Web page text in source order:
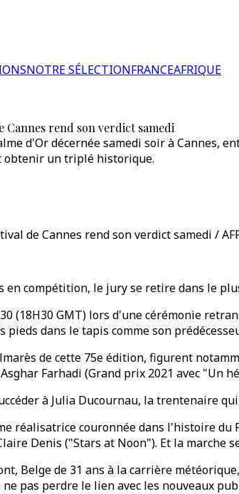
NOTRE SÉLECTIONFRANCEAFRIQUE
Cannes rend son verdict samedi
d'Or décernée samedi soir à Cannes,
un triplé historique.
de Cannes rend son verdict samedi /
en compétition, le jury se retire dans le
(18H30 GMT) lors d'une cérémonie
pieds dans le tapis comme son
de cette 75e édition, figurent
Farhadi (Grand prix 2021 avec "Un
à Julia Ducournau, la trentenaire
réalisatrice couronnée dans l'histoire
Denis ("Stars at Noon"). Et la
Belge de 31 ans à la carrière
pas perdre le lien avec les nouveaux